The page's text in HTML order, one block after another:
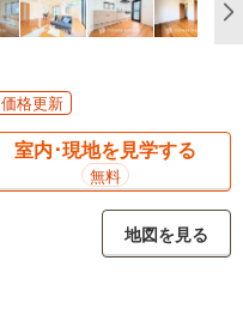
価格更新
室内･現地を見学する
無料
地図を見る